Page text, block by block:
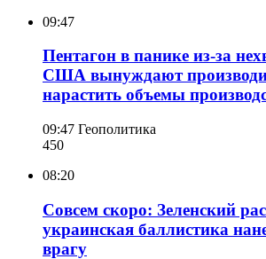
09:47
Пентагон в панике из-за
США вынуждают
нарастить объемы
09:47 Геополитика
450
08:20
Совсем скоро: Зеленский
украинская баллистика
врагу